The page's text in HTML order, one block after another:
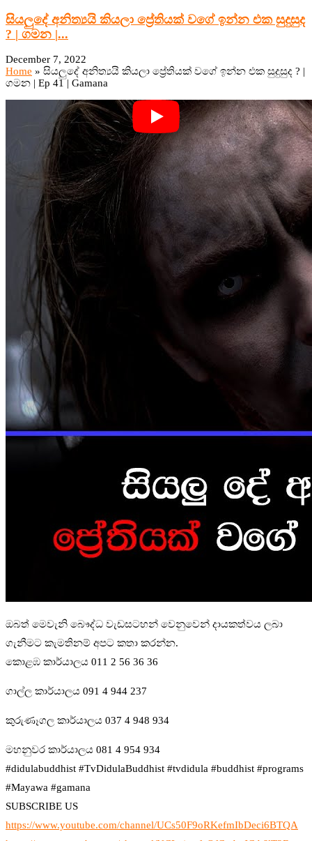
සියලුදේ අනිත්‍යයි කියලා ප්‍රේතියක් වගේ ඉන්න එක සුදුසුද
? | ගමන |...
December 7, 2022
Home » සියලුදේ අනිත්‍යයි කියලා ප්‍රේතියක් වගේ ඉන්න එක සුදුසුද ? |
ගමන | Ep 41 | Gamana
ඔබත් මෙවැනි බෞද්ධ වැඩසටහන් වෙනුවෙන් දායකත්වය ලබා
ගැනීමට කැමතිනම් අපට කතා කරන්න.
කොළඹ කාර්යාලය 011 2 56 36 36
ගාල්ල කාර්යාලය 091 4 944 237
කුරුණෑගල කාර්යාලය 037 4 948 934
මහනුවර කාර්යාලය 081 4 954 934
#didulabuddhist #TvDidulaBuddhist #tvdidula #buddhist #programs
#Mayawa #gamana
SUBSCRIBE US
https://www.youtube.com/channel/UCs50F9oRKefmIbDeci6BTQA